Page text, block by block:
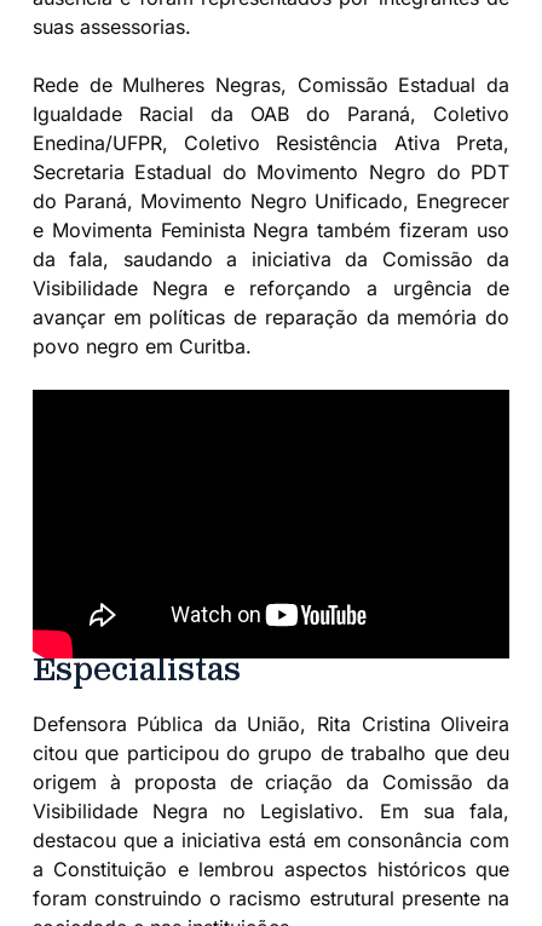
suas assessorias.
Rede de Mulheres Negras, Comissão Estadual da
Igualdade Racial da OAB do Paraná, Coletivo
Enedina/UFPR, Coletivo Resistência Ativa Preta,
Secretaria Estadual do Movimento Negro do PDT
do Paraná, Movimento Negro Unificado, Enegrecer
e Movimenta Feminista Negra também fizeram uso
da fala, saudando a iniciativa da Comissão da
Visibilidade Negra e reforçando a urgência de
avançar em políticas de reparação da memória do
povo negro em Curitba.
Especialistas
Defensora Pública da União, Rita Cristina Oliveira
citou que participou do grupo de trabalho que deu
origem à proposta de criação da Comissão da
Visibilidade Negra no Legislativo. Em sua fala,
destacou que a iniciativa está em consonância com
a Constituição e lembrou aspectos históricos que
foram construindo o racismo estrutural presente na